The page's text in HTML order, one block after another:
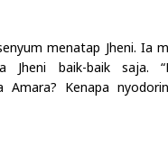
menatap Jheni. Ia
Jheni baik-baik saja.
Amara? Kenapa